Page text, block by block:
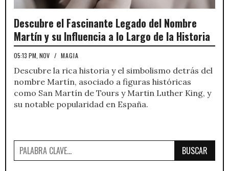
Descubre el Fascinante Legado del Nombre
Martín y su Influencia a lo Largo de la Historia
05:13 PM, NOV / MAGIA
Descubre la rica historia y el simbolismo detrás del
nombre Martín, asociado a figuras históricas
como San Martín de Tours y Martin Luther King, y
su notable popularidad en España.
BUSCAR